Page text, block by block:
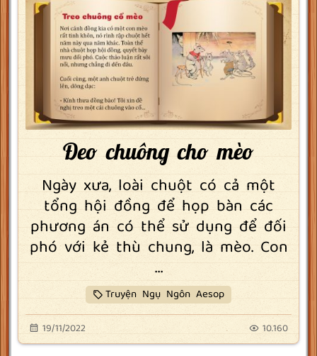
Đeo chuông cho mèo
Ngày xưa, loài chuột có cả một
tổng hội đồng để họp bàn các
phương án có thể sử dụng để đối
phó với kẻ thù chung, là mèo. Con
...
Truyện Ngụ Ngôn Aesop
19/11/2022 10.160